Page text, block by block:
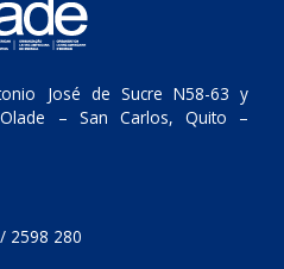
José de Sucre N58-63 y
– San Carlos, Quito –
2598 280